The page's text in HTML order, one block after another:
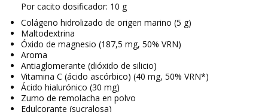
Por cacito dosificador: 10 g
Colágeno hidrolizado de origen marino (5 g)
Maltodextrina
Óxido de magnesio (187,5 mg, 50% VRN)
Aroma
Antiaglomerante (dióxido de silicio)
Vitamina C (ácido ascórbico) (40 mg, 50% VRN*)
Ácido hialurónico (30 mg)
Zumo de remolacha en polvo
Edulcorante (sucralosa)